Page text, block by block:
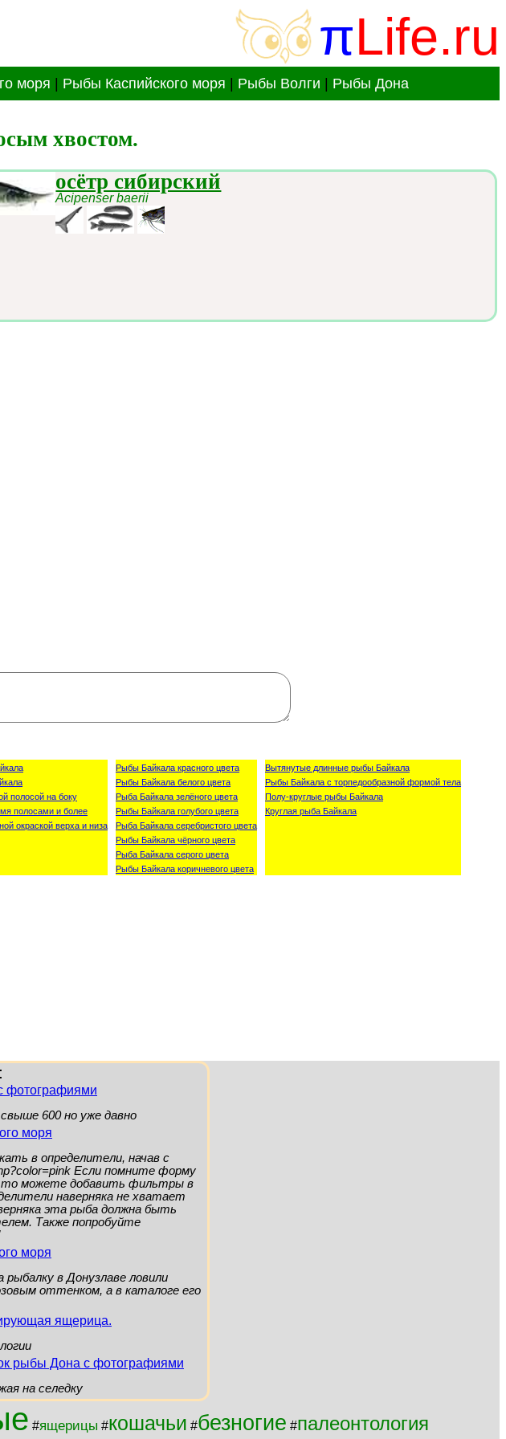
πLife.ru
моря Рыбы Каспийского моря Рыбы Волги Рыбы Дона
хвостом.
осётр сибирский
Acipenser baerii
полосой на боку
полосами и более
окраской верха и низа
Рыбы Байкала красного цвета
Рыбы Байкала белого цвета
Рыба Байкала зелёного цвета
Рыбы Байкала голубого цвета
Рыба Байкала серебристого цвета
Рыбы Байкала чёрного цвета
Рыба Байкала серого цвета
Рыбы Байкала коричневого цвета
Вытянутые длинные рыбы Байкала
Рыбы Байкала с торпедообразной формой тела
Полу-круглые рыбы Байкала
Круглая рыба Байкала
фотографиями
600 но уже давно
моря
в определители, начав с
Если помните форму
то можете добавить фильтры в
наверняка не хватает
эта рыба должна быть
Также попробуйте
моря
рыбалку в Донузлаве ловили
оттенком, а в каталоге его
ящерица.
рыбы Дона с фотографиями
на селедку
#ящерицы #кошачьи #безногие #палеонтология